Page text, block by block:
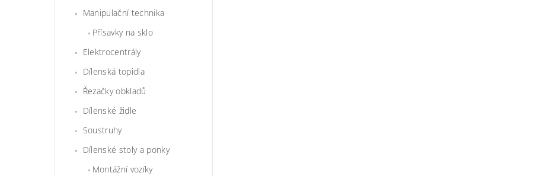
Manipulační technika
Přísavky na sklo
Elektrocentrály
Dílenská topidla
Řezačky obkladů
Dílenské židle
Soustruhy
Dílenské stoly a ponky
Montážní vozíky